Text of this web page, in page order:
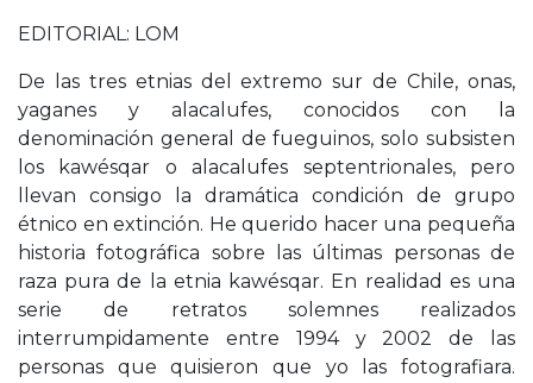
EDITORIAL: LOM
De las tres etnias del extremo sur de Chile, onas,
yaganes y alacalufes, conocidos con la
denominación general de fueguinos, solo subsisten
los kawésqar o alacalufes septentrionales, pero
llevan consigo la dramática condición de grupo
étnico en extinción. He querido hacer una pequeña
historia fotográfica sobre las últimas personas de
raza pura de la etnia kawésqar. En realidad es una
serie de retratos solemnes realizados
interrumpidamente entre 1994 y 2002 de las
personas que quisieron que yo las fotografiara.